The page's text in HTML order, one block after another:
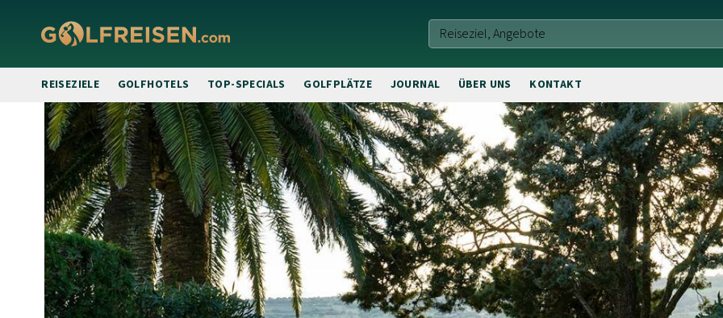
REISEZIELE GOLFHOTELS TOP-SPECIALS GOLFPLÄTZE JOURNAL ÜBER UNS KONTAKT